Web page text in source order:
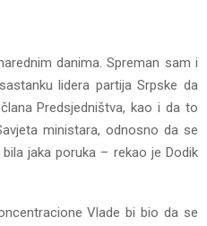
danima. Spreman sam i
lidera partija Srpske da
Predsjedništva, kao i da to
ministara, odnosno da se
jaka poruka – rekao je Dodik
Vlade bi bio da se